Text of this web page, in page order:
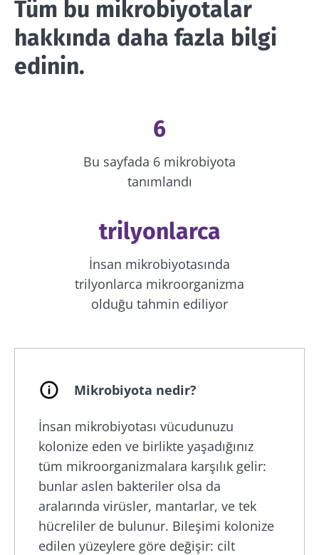
Tüm bu mikrobiyotalar
hakkında daha fazla bilgi
edinin.
6
Bu sayfada 6 mikrobiyota
tanımlandı
trilyonlarca
İnsan mikrobiyotasında
trilyonlarca mikroorganizma
olduğu tahmin ediliyor
Mikrobiyota nedir?
İnsan mikrobiyotası vücudunuzu
kolonize eden ve birlikte yaşadığınız
tüm mikroorganizmalara karşılık gelir:
bunlar aslen bakteriler olsa da
aralarında virüsler, mantarlar, ve tek
hücreliler de bulunur. Bileşimi kolonize
edilen yüzeylere göre değişir: cilt